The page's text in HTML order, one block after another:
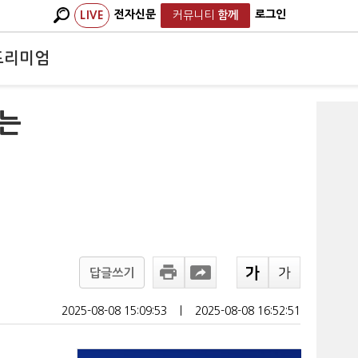
LIVE 전자신문 커뮤니티 함께 로그인
리미엄
답글쓰기
2025-08-08 15:09:53 2025-08-08 16:52:51